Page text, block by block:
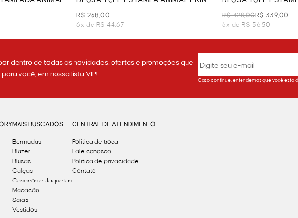
- MARROM
R$ 268,00
6x de R$ 44,67
LONGA - MARROM
R$ 428,00R$ 339,00
6x de R$ 56,50
dentro de todas as novidades, ofertas e promoções que
você, em nossa lista VIP!
Caso continue, entendemos que você está
MAIS BUSCADOS
Bermudas
Blazer
Blusas
Calças
Casacos e Jaquetas
Macacão
Saias
Vestidos
CENTRAL DE ATENDIMENTO
Política de troca
Fale conosco
Politica de privacidade
Contato